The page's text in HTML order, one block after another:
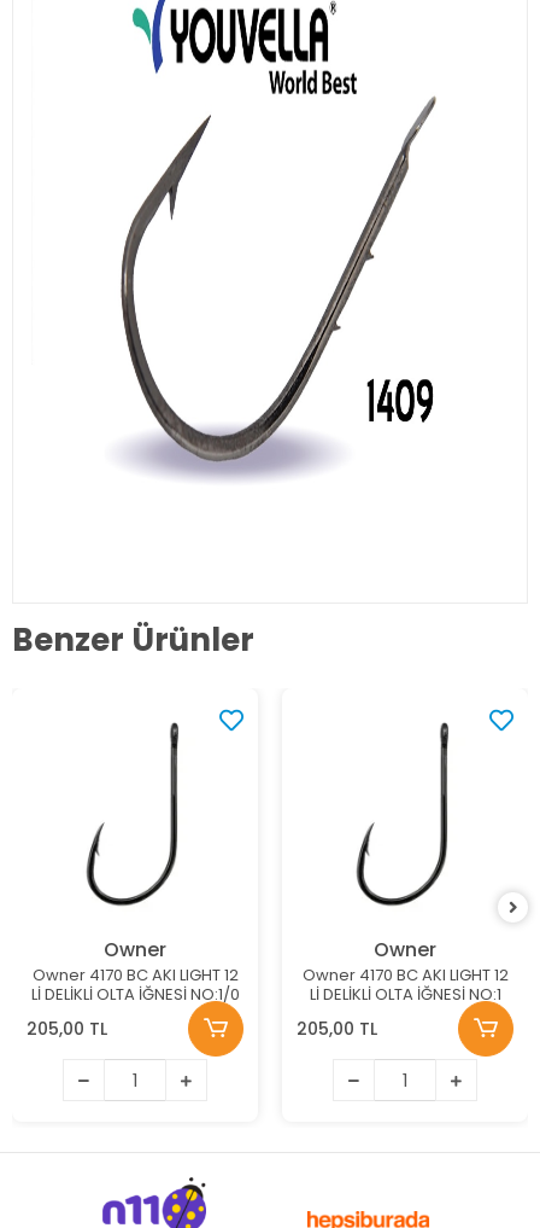
Benzer Ürünler
Owner
Owner 4170 BC AKI LIGHT 12
Lİ DELİKLİ OLTA İĞNESİ NO:1/0
205,00 TL
Owner
Owner 4170 BC AKI LIGHT 12
Lİ DELİKLİ OLTA İĞNESİ NO:1
205,00 TL